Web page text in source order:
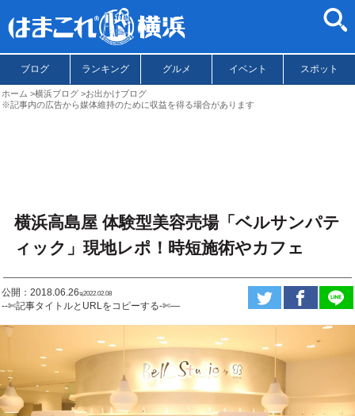
ブログ ランキング グルメ イベント スポット
ホーム 横浜ブログ
お出かけブログ
※記事内の広告から媒体維持のために収益を得る場合があります
横浜高島屋 体験型美容売場「ベルサンパテ
ィック」現地レポ！時短施術やカフェ
公開：2018.06.26ಇ2022.02.08
--✄記事タイトルとURLをコピーする-✄—